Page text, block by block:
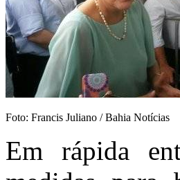
Foto: Francis Juliano / Bahia Notícias
Em rápida